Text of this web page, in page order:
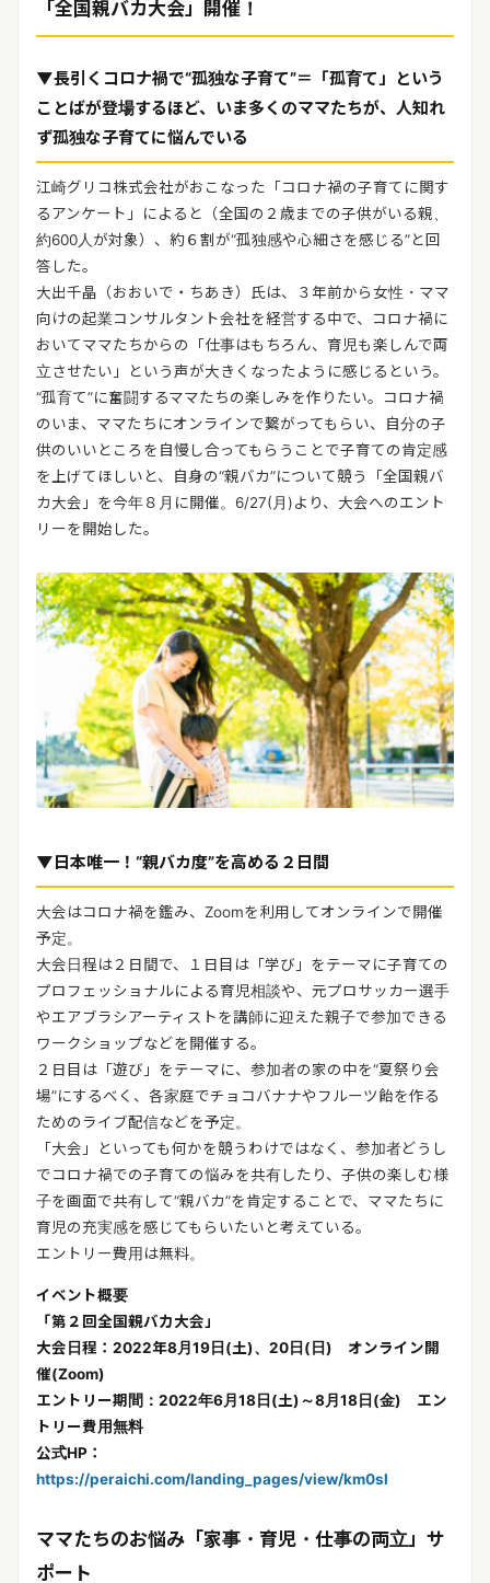
「全国親バカ大会」開催！
▼長引くコロナ禍で“孤独な子育て”＝「孤育て」という
ことばが登場するほど、いま多くのママたちが、人知れ
ず孤独な子育てに悩んでいる
江崎グリコ株式会社がおこなった「コロナ禍の子育てに関す
るアンケート」によると（全国の２歳までの子供がいる親、
約600人が対象）、約６割が“孤独感や心細さを感じる”と回
答した。
大出千晶（おおいで・ちあき）氏は、３年前から女性・ママ
向けの起業コンサルタント会社を経営する中で、コロナ禍に
おいてママたちからの「仕事はもちろん、育児も楽しんで両
立させたい」という声が大きくなったように感じるという。
“孤育て”に奮闘するママたちの楽しみを作りたい。コロナ禍
のいま、ママたちにオンラインで繋がってもらい、自分の子
供のいいところを自慢し合ってもらうことで子育ての肯定感
を上げてほしいと、自身の“親バカ”について競う「全国親バ
カ大会」を今年８月に開催。6/27(月)より、大会へのエント
リーを開始した。
▼日本唯一！“親バカ度”を高める２日間
大会はコロナ禍を鑑み、Zoomを利用してオンラインで開催
予定。
大会日程は２日間で、１日目は「学び」をテーマに子育ての
プロフェッショナルによる育児相談や、元プロサッカー選手
やエアブラシアーティストを講師に迎えた親子で参加できる
ワークショップなどを開催する。
２日目は「遊び」をテーマに、参加者の家の中を“夏祭り会
場”にするべく、各家庭でチョコバナナやフルーツ飴を作る
ためのライブ配信などを予定。
「大会」といっても何かを競うわけではなく、参加者どうし
でコロナ禍での子育ての悩みを共有したり、子供の楽しむ様
子を画面で共有して“親バカ”を肯定することで、ママたちに
育児の充実感を感じてもらいたいと考えている。
エントリー費用は無料。
イベント概要
「第２回全国親バカ大会」
大会日程：2022年8月19日(土)、20日(日) オンライン開
催(Zoom)
エントリー期間：2022年6月18日(土)～8月18日(金) エン
トリー費用無料
公式HP：
https://peraichi.com/landing_pages/view/km0sl
ママたちのお悩み「家事・育児・仕事の両立」サ
ポート